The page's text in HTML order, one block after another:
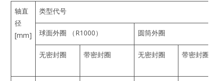
轴直
径
[mm]
类型代号
球面外圈 （R1000） 圆筒外圈
无密封圈 带密封圈 无密封圈 带密封圈